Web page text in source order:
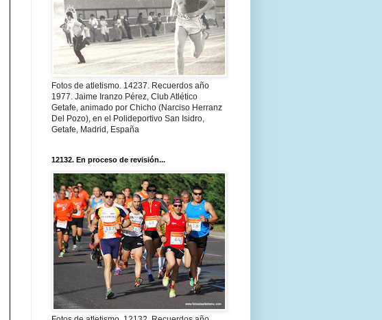
Fotos de atletismo. 14237. Recuerdos año
1977. Jaime Iranzo Pérez, Club Atlético
Getafe, animado por Chicho (Narciso Herranz
Del Pozo), en el Polideportivo San Isidro,
Getafe, Madrid, España
12132. En proceso de revisión...